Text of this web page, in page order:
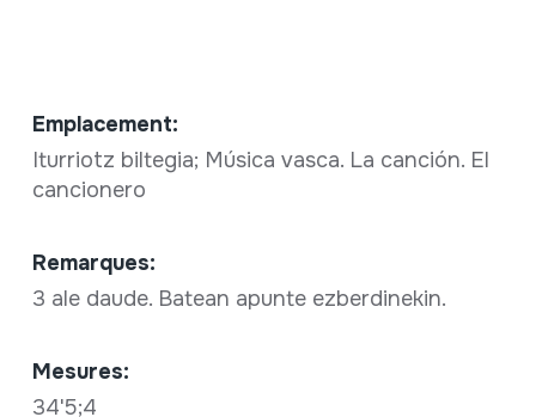
Emplacement:
Iturriotz biltegia; Música vasca. La canción. El
cancionero
Remarques:
3 ale daude. Batean apunte ezberdinekin.
Mesures:
34'5;4